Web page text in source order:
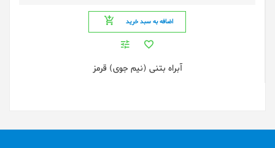
اضافه به سبد خرید
آبراه بتنی (نیم جوی) قرمز